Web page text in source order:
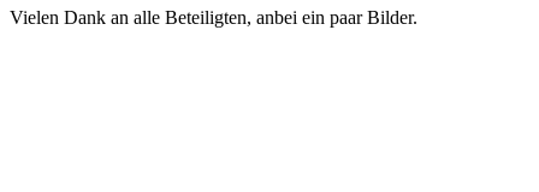
Vielen Dank an alle Beteiligten, anbei ein paar Bilder.